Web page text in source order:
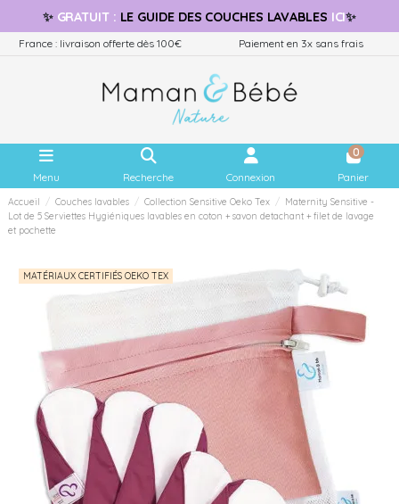
✨ GRATUIT: LE GUIDE DES COUCHES LAVABLES ICI✨
France : livraison offerte dès 100€ Paiement en 3x sans frais
Menu Recherche Connexion
0
Panier
Accueil Couches lavables Collection Sensitive Oeko Tex
Maternity Sensitive -
Lot de 5 Serviettes Hygiéniques lavables en coton + savon detachant + filet de lavage
et pochette
MATÉRIAUX CERTIFIÉS OEKO TEX